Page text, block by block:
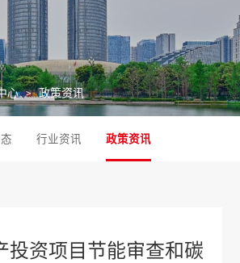
心 > 政策资讯
行业资讯 政策资讯
投资项目节能审查和碳